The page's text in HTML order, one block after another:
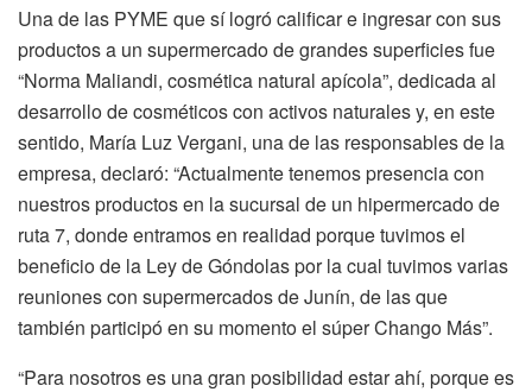
Una de las PYME que sí logró calificar e ingresar con sus
productos a un supermercado de grandes superficies fue
“Norma Maliandi, cosmética natural apícola”, dedicada al
desarrollo de cosméticos con activos naturales y, en este
sentido, María Luz Vergani, una de las responsables de la
empresa, declaró: “Actualmente tenemos presencia con
nuestros productos en la sucursal de un hipermercado de
ruta 7, donde entramos en realidad porque tuvimos el
beneficio de la Ley de Góndolas por la cual tuvimos varias
reuniones con supermercados de Junín, de las que
también participó en su momento el súper Chango Más”.
“Para nosotros es una gran posibilidad estar ahí, porque es